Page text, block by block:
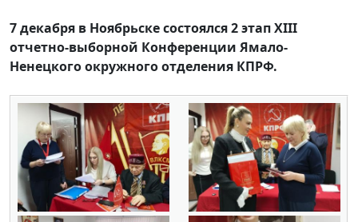
7 декабря в Ноябрьске состоялся 2 этап XIII
отчетно-выборной Конференции Ямало-
Ненецкого окружного отделения КПРФ.